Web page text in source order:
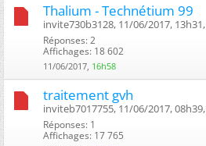
Thalium - Technétium 99
invite730b3128, 11/06/2017, 13h31, ‎
Réponses: 2
Affichages: 18 602
11/06/2017, 16h58
traitement gvh
inviteb7017755, 11/06/2017, 08h39, ‎
Réponses: 1
Affichages: 17 765